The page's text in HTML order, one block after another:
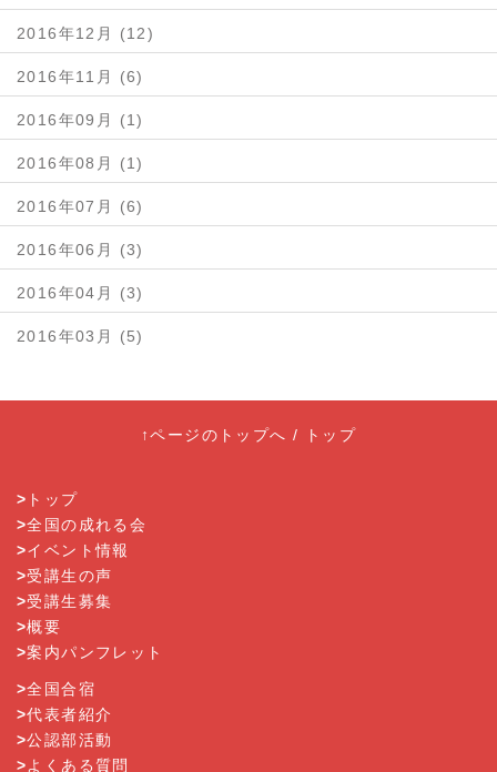
2016年12月 (12)
2016年11月 (6)
2016年09月 (1)
2016年08月 (1)
2016年07月 (6)
2016年06月 (3)
2016年04月 (3)
2016年03月 (5)
↑ページのトップへ / トップ
> トップ
>全国の成れる会
>イベント情報
>受講生の声
>受講生募集
>概要
>案内パンフレット
>全国合宿
>代表者紹介
>公認部活動
>よくある質問